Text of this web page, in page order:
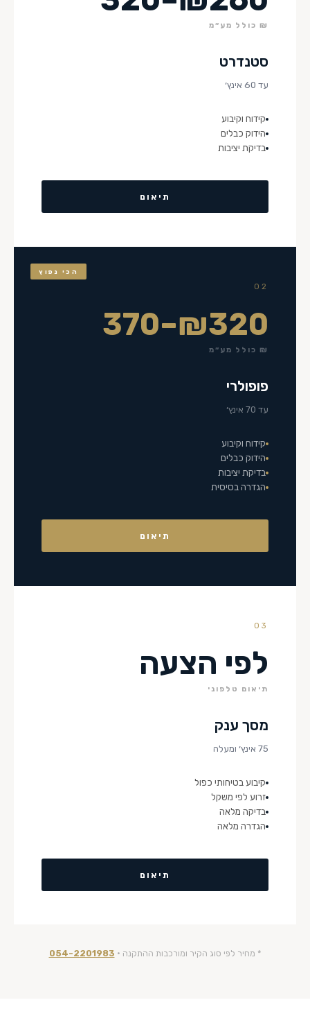
₪ כולל מע״מ
סטנדרט
עד 60 אינץ׳
קידוח וקיבוע
הידוק כבלים
בדיקת יציבות
תיאום
הכי נפוץ
02
₪320–370
₪ כולל מע״מ
פופולרי
עד 70 אינץ׳
קידוח וקיבוע
הידוק כבלים
בדיקת יציבות
הגדרה בסיסית
תיאום
03
לפי הצעה
תיאום טלפוני
מסך ענק
75 אינץ׳ ומעלה
קיבוע בטיחותי כפול
זרוע לפי משקל
בדיקה מלאה
הגדרה מלאה
תיאום
* מחיר לפי סוג הקיר ומורכבות ההתקנה · 054-2201983